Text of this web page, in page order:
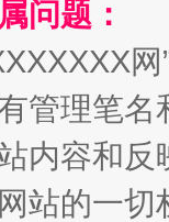
问题：
管理笔
内容和
站的一